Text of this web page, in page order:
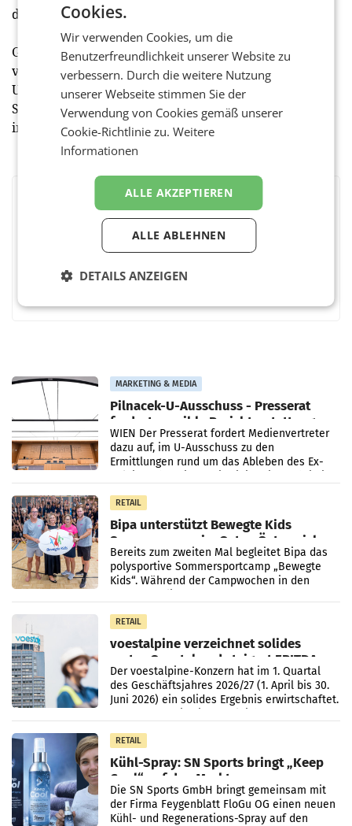
die Zukunft!“
Geöffnet ist Adeg Vorderegger montags bis freitags
von 07:00 Uhr bis 18:30 Uhr und samstags von 07:00
Uhr bis 17:00 Uhr (in der Wintersaison und den
Sommerferien bis 18:00 Uhr) in Wald 126, 5742 Wald
im Pinzgau.
BEWERTEN SIE DIESEN ARTIKEL
FacebookTwitterMessengerWhatsAppLinkedIn
MARKETING & MEDIA
Pilnacek-U-Ausschuss - Presserat
fordert sensible Berichterstattung
WIEN Der Presserat fordert Medienvertreter
dazu auf, im U-Ausschuss zu den
Ermittlungen rund um das Ableben des Ex-
RETAIL
Bipa unterstützt Bewegte Kids
Sommercamps im Osten Österreichs
Bereits zum zweiten Mal begleitet Bipa das
polysportive Sommersportcamp „Bewegte
Kids“. Während der Campwochen in den
RETAIL
voestalpine verzeichnet solides
erstes Quartal und steigert EBITDA
Der voestalpine-Konzern hat im 1. Quartal
des Geschäftsjahres 2026/27 (1. April bis 30.
Juni 2026) ein solides Ergebnis erwirtschaftet.
RETAIL
Kühl-Spray: SN Sports bringt „Keep
Cool“ auf den Markt
Die SN Sports GmbH bringt gemeinsam mit
der Firma Feygenblatt FloGu OG einen neuen
Kühl- und Regenerations-Spray auf den
Cookies.
Wir verwenden Cookies, um die
Benutzerfreundlichkeit unserer Website zu
verbessern. Durch die weitere Nutzung
unserer Webseite stimmen Sie der
Verwendung von Cookies gemäß unserer
Cookie-Richtlinie zu.Weitere
Informationen
ALLE AKZEPTIEREN
ALLE ABLEHNEN
DETAILS ANZEIGEN